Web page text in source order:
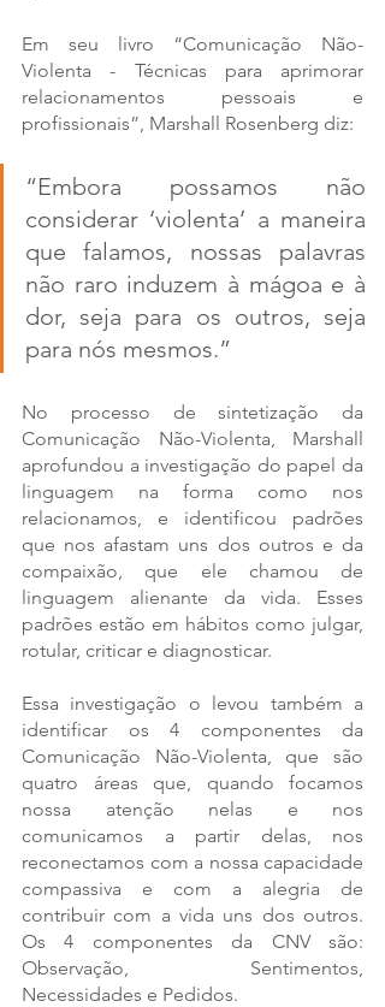
Em seu livro “Comunicação Não-
Violenta - Técnicas para aprimorar
relacionamentos pessoais e
profissionais”, Marshall Rosenberg diz:
“Embora possamos não
considerar ‘violenta’ a maneira
que falamos, nossas palavras
não raro induzem à mágoa e à
dor, seja para os outros, seja
para nós mesmos.”
No processo de sintetização da
Comunicação Não-Violenta, Marshall
aprofundou a investigação do papel da
linguagem na forma como nos
relacionamos, e identificou padrões
que nos afastam uns dos outros e da
compaixão, que ele chamou de
linguagem alienante da vida. Esses
padrões estão em hábitos como julgar,
rotular, criticar e diagnosticar.
Essa investigação o levou também a
identificar os 4 componentes da
Comunicação Não-Violenta, que são
quatro áreas que, quando focamos
nossa atenção nelas e nos
comunicamos a partir delas, nos
reconectamos com a nossa capacidade
compassiva e com a alegria de
contribuir com a vida uns dos outros.
Os 4 componentes da CNV são:
Observação, Sentimentos,
Necessidades e Pedidos.